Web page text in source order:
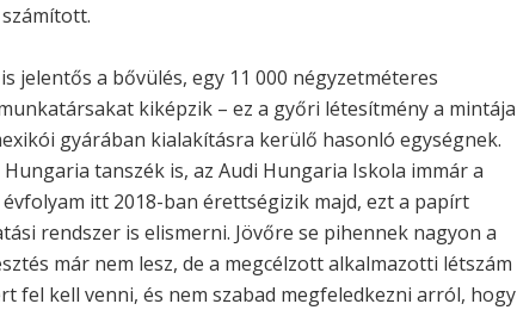
jelentős a bővülés, egy 11 000 négyzetméteres
kiképzik – ez a győri létesítmény a mintája
gyárában kialakításra kerülő hasonló egységnek.
tanszék is, az Audi Hungaria Iskola immár a
itt 2018-ban érettségizik majd, ezt a papírt
rendszer is elismerni. Jövőre se pihennek nagyon a
már nem lesz, de a megcélzott alkalmazotti létszám
fel kell venni, és nem szabad megfeledkezni arról, hogy